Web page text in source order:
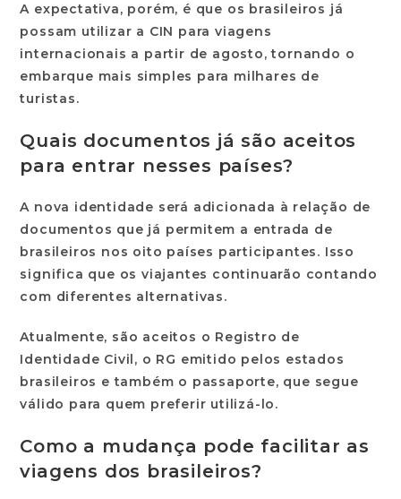
A expectativa, porém, é que os brasileiros já
possam utilizar a CIN para viagens
internacionais a partir de agosto, tornando o
embarque mais simples para milhares de
turistas.
Quais documentos já são aceitos
para entrar nesses países?
A nova identidade será adicionada à relação de
documentos que já permitem a entrada de
brasileiros nos oito países participantes. Isso
significa que os viajantes continuarão contando
com diferentes alternativas.
Atualmente, são aceitos o Registro de
Identidade Civil , o RG emitido pelos estados
brasileiros e também o passaporte, que segue
válido para quem preferir utilizá-lo.
Como a mudança pode facilitar as
viagens dos brasileiros?